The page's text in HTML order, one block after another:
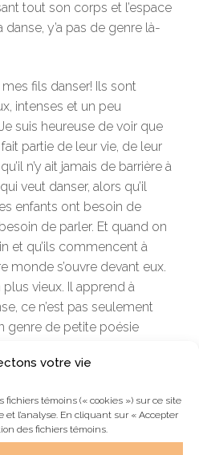
votre vie
fichiers témoins (« cookies ») sur ce site
l’analyse. En cliquant sur « Accepter
des fichiers témoins.
tout son corps et l’espace
danse, y’a pas de genre là-
fils danser! Ils sont
intenses et un peu
suis heureuse de voir que
partie de leur vie, de leur
n’y ait jamais de barrière à
veut danser, alors qu’il
enfants ont besoin de
de parler. Et quand on
et qu’ils commencent à
monde s’ouvre devant eux.
plus vieux. Il apprend à
ce n’est pas seulement
genre de petite poésie
quelque chose qui est en
et le rationnel. Ne
de voir plus de garçons
d’entre eux pourraient
énergie, d’autres